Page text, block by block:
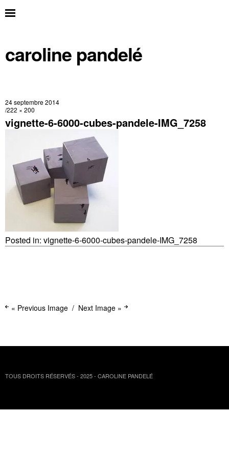
caroline pandelé
24 septembre 2014
222 × 200
vignette-6-6000-cubes-pandele-IMG_7258
Posted in: vignette-6-6000-cubes-pandele-IMG_7258
« Previous Image Next Image »
TOUS DROITS RÉSERVÉS - 2025 - CAROLINE PANDELÉ